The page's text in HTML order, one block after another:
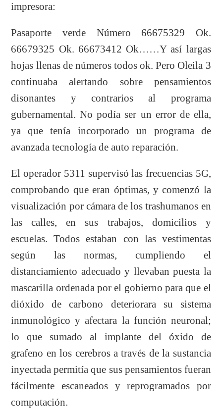
impresora:
Pasaporte verde Número 66675329 Ok.
66679325 Ok. 66673412 Ok……Y así largas
hojas llenas de números todos ok. Pero Oleila 3
continuaba alertando sobre pensamientos
disonantes y contrarios al programa
gubernamental. No podía ser un error de ella,
ya que tenía incorporado un programa de
avanzada tecnología de auto reparación.
El operador 5311 supervisó las frecuencias 5G,
comprobando que eran óptimas, y comenzó la
visualización por cámara de los trashumanos en
las calles, en sus trabajos, domicilios y
escuelas. Todos estaban con las vestimentas
según las normas, cumpliendo el
distanciamiento adecuado y llevaban puesta la
mascarilla ordenada por el gobierno para que el
dióxido de carbono deteriorara su sistema
inmunológico y afectara la función neuronal;
lo que sumado al implante del óxido de
grafeno en los cerebros a través de la sustancia
inyectada permitía que sus pensamientos fueran
fácilmente escaneados y reprogramados por
computación.